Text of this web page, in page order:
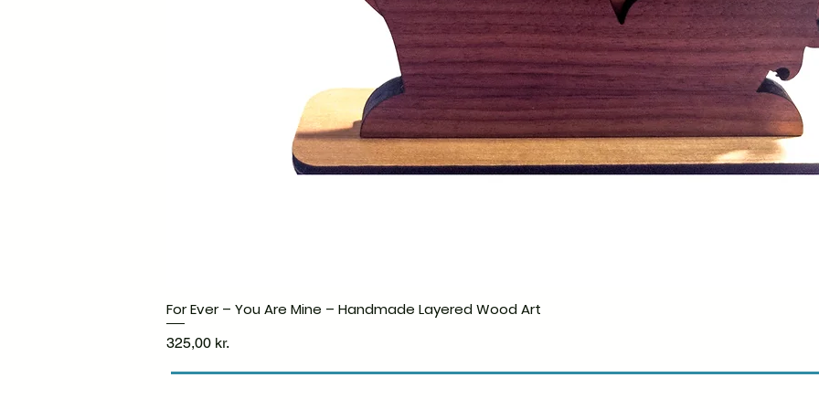
For Ever – You Are Mine – Handmade Layered Wood Art
Pris
325,00 kr.